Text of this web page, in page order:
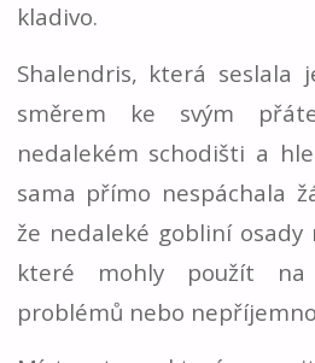
kladivo.
Shalendris, která seslala
směrem ke svým
nedalekém schodišti a
sama přímo nespáchala
že nedaleké gobliní osady
které mohly použít na
problémů nebo